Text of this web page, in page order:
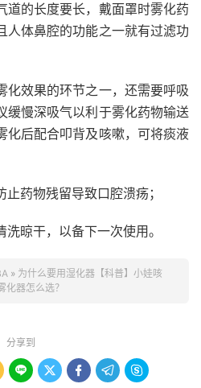
道的长度要长，戴面罩时雾化药
人体鼻腔的功能之一就有过滤功
化效果的环节之一，还需要呼吸
缓慢深吸气以利于雾化药物输送
化后配合叩背及咳嗽，可将痰液
药物残留导致口腔溃疡；
晾干，以备下一次使用。
» 为什么要用湿化器【科普】小娃咳
化器怎么选？
分享到
    